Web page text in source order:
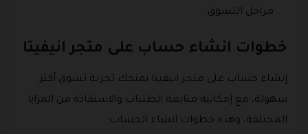
مراحل التسوق.
خطوات انشاء حساب على متجر انيفيتا
إنشاء حساب على متجر انيفيتا يمنحك تجربة تسوق أكثر
سهولة، مع إمكانية متابعة الطلبات والاستفادة من المزايا
المختلفة، وهذه خطوات انشاء الحساب: